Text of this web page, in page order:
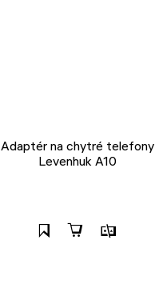
Adaptér na chytré telefony
Levenhuk A10